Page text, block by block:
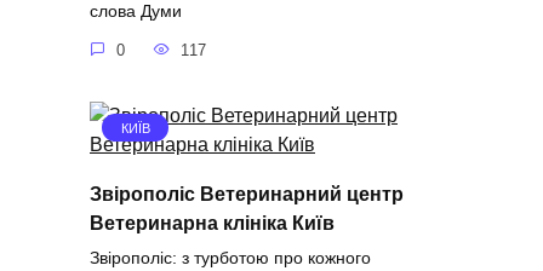
слова Думи
0 117
КИЇВ
Звірополіс Ветеринарний центр
Ветеринарна клініка Київ
Звірополіс: з турботою про кожного